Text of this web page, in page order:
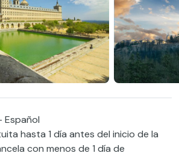
Español
hasta 1 día antes del inicio de la
con menos de 1 día de